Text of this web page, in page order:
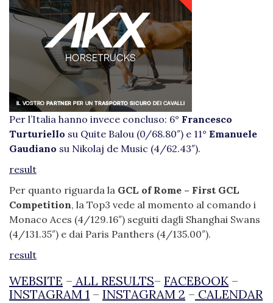
Per l’Italia hanno invece concluso: 6° Francesco
Turturiello su Quite Balou (0/68.80″) e 11° Emanuele
Gaudiano su Nikolaj de Music (4/62.43″).
result
Per quanto riguarda la GCL of Rome – First GCL
Competition, la Top3 vede al momento al comando i
Monaco Aces (4/129.16″) seguiti dagli Shanghai Swans
(4/131.35″) e dai Paris Panthers (4/135.00″).
result
WEBSITE – ALL RESULTS– FACEBOOK–
INSTAGRAM 1 – INSTAGRAM 2 – CALENDAR